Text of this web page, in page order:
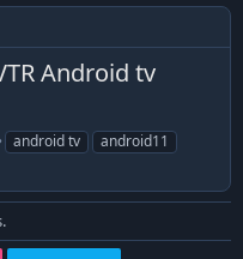
Android tv
T
a
s
android tv
android11